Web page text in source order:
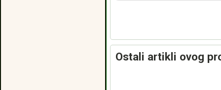
Ostali artikli ovog